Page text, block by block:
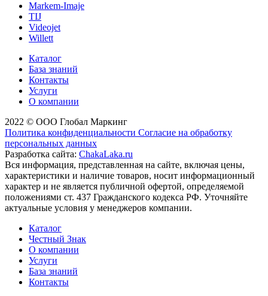
Markem-Imaje
TIJ
Videojet
Willett
Каталог
База знаний
Контакты
Услуги
О компании
2022 © ООО Глобал Маркинг
Политика конфиденциальности Согласие на обработку
персональных данных
Разработка сайта: ChakaLaka.ru
Вся информация, представленная на сайте, включая цены,
характеристики и наличие товаров, носит информационный
характер и не является публичной офертой, определяемой
положениями ст. 437 Гражданского кодекса РФ. Уточняйте
актуальные условия у менеджеров компании.
Каталог
Честный Знак
О компании
Услуги
База знаний
Контакты